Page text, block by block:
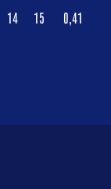
14 15 0,41